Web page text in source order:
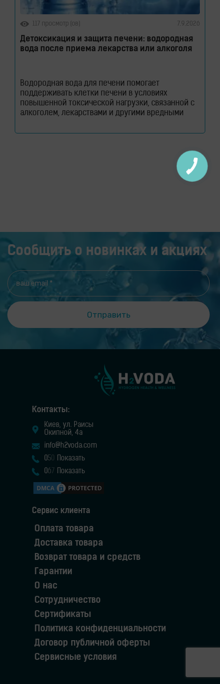
117 просмотр (ов) 7.9.2026
Детоксикация и защита печени: водородная
вода после приема лекарства или алкоголя
Водородная вода для печени помогает
поддерживать клетки печени в условиях
повышенной токсической нагрузки, связанной с
алкоголем, лекарствами и другими вредными
способствует снижению оксидативного стресса и
выполняет огромный объем работы, оставаясь
при этом практически незаметной для человека.
Этот орган участвует в обмене веществ, помогает
Сообщить о новинках и акциях
Контакты:
Киев, ул. Раисы
Окипной, 4а
info@h2voda.com
050 Показать
067 Показать
Сервис клиента
Оплата товара
Доставка товара
Возврат товара и средств
Гарантии
О нас
Сотрудничество
Сертификаты
Политика конфиденциальности
Договор публичной оферты
Сервисные условия